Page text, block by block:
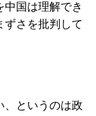
国は理解でき
ずさを批判して
というのは政